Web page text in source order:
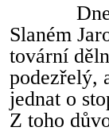
Slaném
tovární
podezřelý,
jednat o
Z toho